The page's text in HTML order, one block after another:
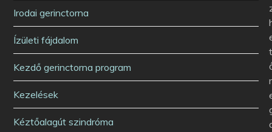
Irodai gerinctorna
Ízületi fájdalom
Kezdő gerinctorna program
Kezelések
Kéztőalagút szindróma